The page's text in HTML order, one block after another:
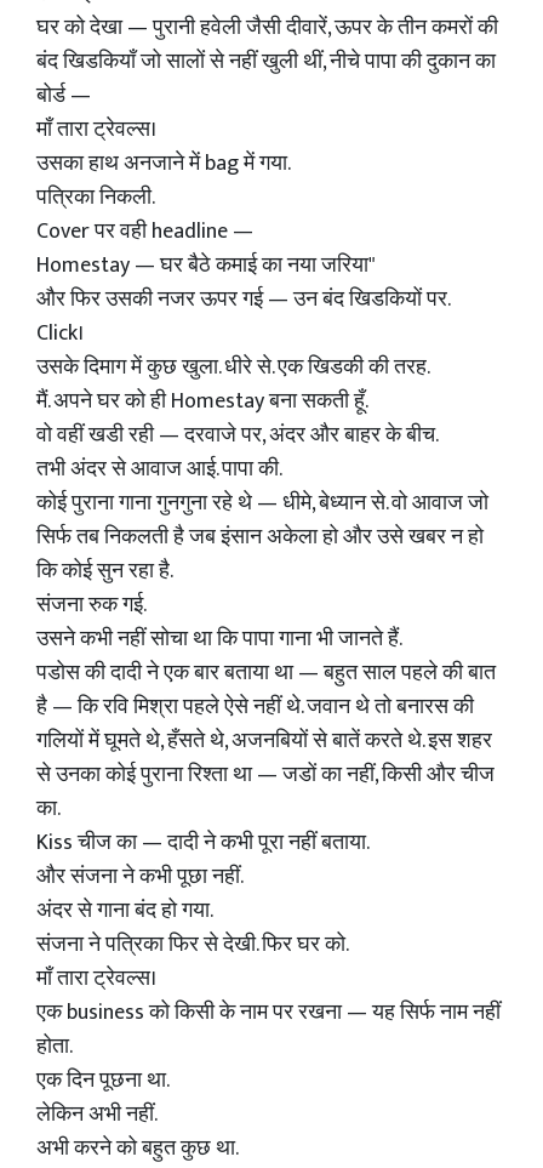
घर को देखा — पुरानी हवेली जैसी दीवारें, ऊपर के तीन कमरों की
बंद खिडकियाँ जो सालों से नहीं खुली थीं, नीचे पापा की दुकान का
बोर्ड —
माँ तारा ट्रेवल्स।
उसका हाथ अनजाने में bag में गया.
पत्रिका निकली.
Cover पर वही headline —
Homestay — घर बैठे कमाई का नया जरिया"
और फिर उसकी नजर ऊपर गई — उन बंद खिडकियों पर.
Click।
उसके दिमाग में कुछ खुला. धीरे से. एक खिडकी की तरह.
मैं. अपने घर को ही Homestay बना सकती हूँ.
वो वहीं खडी रही — दरवाजे पर, अंदर और बाहर के बीच.
तभी अंदर से आवाज आई. पापा की.
कोई पुराना गाना गुनगुना रहे थे — धीमे, बेध्यान से. वो आवाज जो
सिर्फ तब निकलती है जब इंसान अकेला हो और उसे खबर न हो
कि कोई सुन रहा है.
संजना रुक गई.
उसने कभी नहीं सोचा था कि पापा गाना भी जानते हैं.
पडोस की दादी ने एक बार बताया था — बहुत साल पहले की बात
है — कि रवि मिश्रा पहले ऐसे नहीं थे. जवान थे तो बनारस की
गलियों में घूमते थे, हँसते थे, अजनबियों से बातें करते थे. इस शहर
से उनका कोई पुराना रिश्ता था — जडों का नहीं, किसी और चीज
का.
Kiss चीज का — दादी ने कभी पूरा नहीं बताया.
और संजना ने कभी पूछा नहीं.
अंदर से गाना बंद हो गया.
संजना ने पत्रिका फिर से देखी. फिर घर को.
माँ तारा ट्रेवल्स।
एक business को किसी के नाम पर रखना — यह सिर्फ नाम नहीं
होता.
एक दिन पूछना था.
लेकिन अभी नहीं.
अभी करने को बहुत कुछ था.